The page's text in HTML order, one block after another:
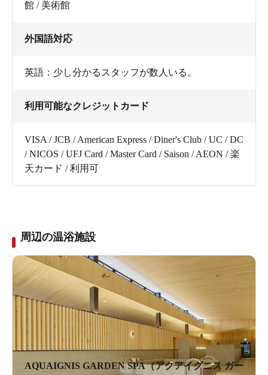
館 / 美術館
外国語対応
英語：少し分かるスタッフが数人いる。
利用可能なクレジットカード
VISA / JCB / American Express / Diner's Club / UC / DC
/ NICOS / UFJ Card / Master Card / Saison / AEON / 楽
天カード / 利用可
周辺の温浴施設
AQUAIGNIS GARDEN SPA（アクアイグニス ガー